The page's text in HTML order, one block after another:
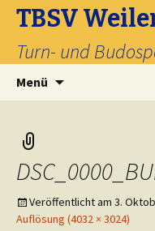
TBSV
Turn- und
Menü
Veröffentlicht am 3.
Auflösung (4032 × 3024)